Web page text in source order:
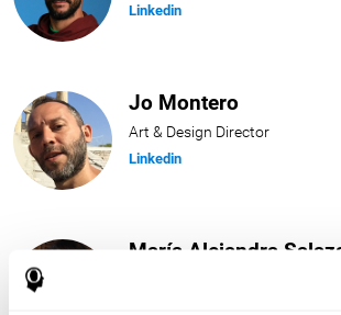
Linkedin
Jo Montero
Art & Design Director
Linkedin
María Alejandra